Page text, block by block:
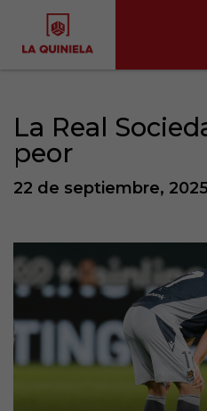
La Real
peor
22 de septiembre, 2025